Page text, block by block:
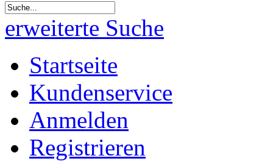
erweiterte Suche
Startseite
Kundenservice
Anmelden
Registrieren